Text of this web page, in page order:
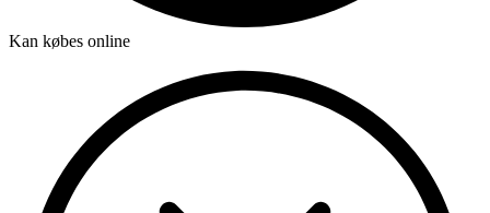
Kan købes online